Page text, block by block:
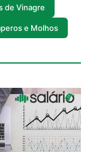
de Vinagre
e Molhos